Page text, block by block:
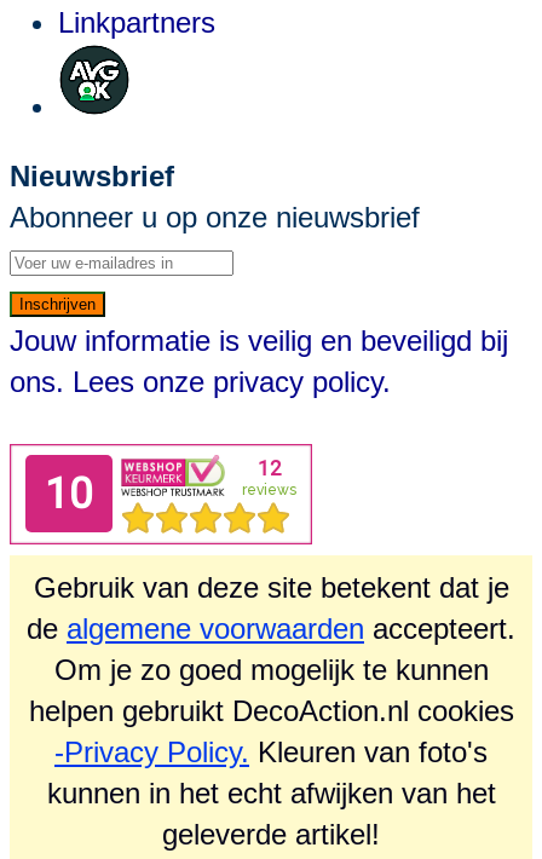
Linkpartners
Nieuwsbrief
Abonneer u op onze nieuwsbrief
Inschrijven
Jouw informatie is veilig en beveiligd bij
ons. Lees onze privacy policy.
Gebruik van deze site betekent dat je
de algemene voorwaarden accepteert.
Om je zo goed mogelijk te kunnen
helpen gebruikt DecoAction.nl cookies
-Privacy Policy. Kleuren van foto's
kunnen in het echt afwijken van het
geleverde artikel!